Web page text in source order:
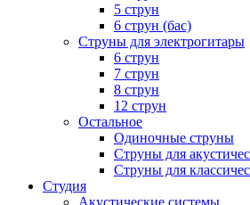
5 струн
6 струн (бас)
Струны для электрогитары
6 струн
7 струн
8 струн
12 струн
Остальное
Одиночные струны
Струны для
Струны для
Студия
Акустические системы